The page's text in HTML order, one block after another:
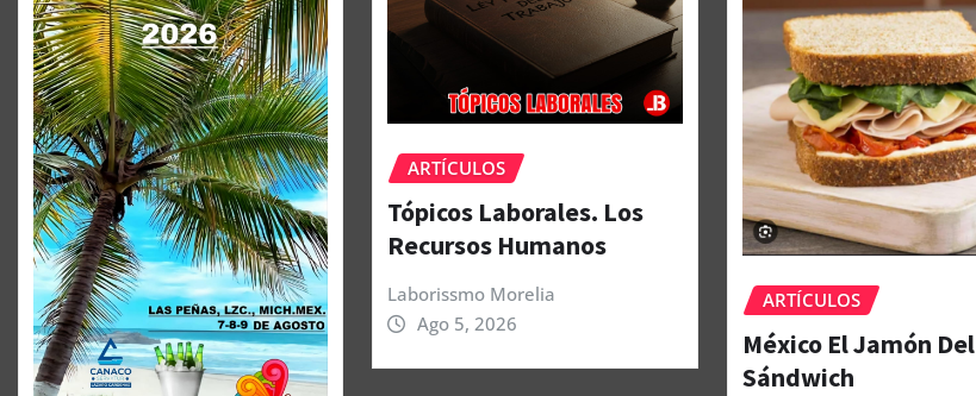
ARTÍCULOS
Tópicos Laborales. Los
Recursos Humanos
Laborissmo Morelia
Ago 5, 2026
ARTÍCULOS
México El Jamón Del
Sándwich